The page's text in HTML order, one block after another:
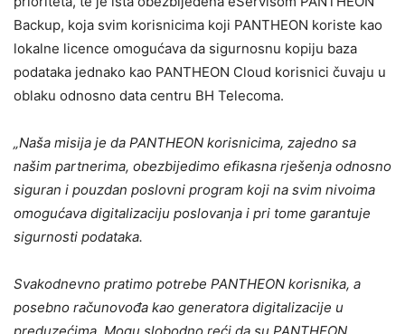
Backup, koja svim korisnicima koji PANTHEON koriste kao
lokalne licence omogućava da sigurnosnu kopiju baza
podataka jednako kao PANTHEON Cloud korisnici čuvaju u
oblaku odnosno data centru BH Telecoma.
„Naša misija je da PANTHEON korisnicima, zajedno sa
našim partnerima, obezbijedimo efikasna rješenja odnosno
siguran i pouzdan poslovni program koji na svim nivoima
omogućava digitalizaciju poslovanja i pri tome garantuje
sigurnosti podataka.
Svakodnevno pratimo potrebe PANTHEON korisnika, a
posebno računovođa kao generatora digitalizacije u
preduzećima. Mogu slobodno reći da su PANTHEON